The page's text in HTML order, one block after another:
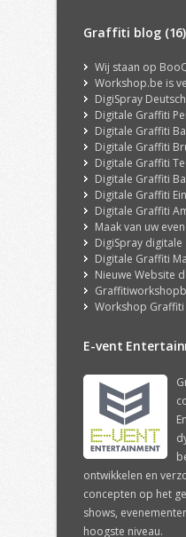
Graffiti blog (16)
Wij staan op
Workshop.be is
DigiSpray
Digitale Graffiti
Digitale Graffiti
Digitale Graffiti
Digitale Graffiti
Digitale Graffiti
Digitale Graffiti
Digitale Graffiti
Maak van uw evenement, beurs, feest of
DigiSpray
Digitale Graffiti
Nieuwe Website
Workshop Graffiti 100
E-vent
ontwikkelen en
concepten op het
shows,
hoogste niveau.